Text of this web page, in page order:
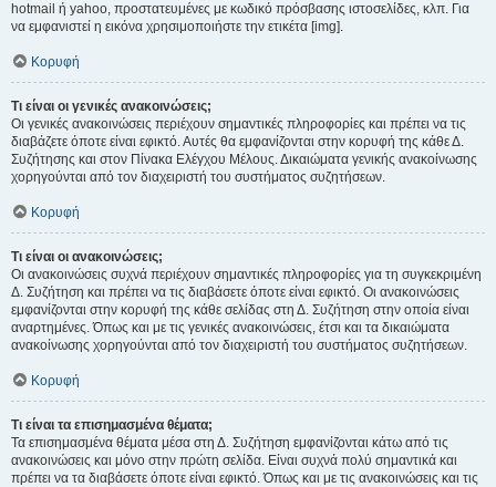
hotmail ή yahoo, προστατευμένες με κωδικό πρόσβασης ιστοσελίδες, κλπ. Για
να εμφανιστεί η εικόνα χρησιμοποιήστε την ετικέτα [img].
Κορυφή
Τι είναι οι γενικές ανακοινώσεις;
Οι γενικές ανακοινώσεις περιέχουν σημαντικές πληροφορίες και πρέπει να τις
διαβάζετε όποτε είναι εφικτό. Αυτές θα εμφανίζονται στην κορυφή της κάθε Δ.
Συζήτησης και στον Πίνακα Ελέγχου Μέλους. Δικαιώματα γενικής ανακοίνωσης
χορηγούνται από τον διαχειριστή του συστήματος συζητήσεων.
Κορυφή
Τι είναι οι ανακοινώσεις;
Οι ανακοινώσεις συχνά περιέχουν σημαντικές πληροφορίες για τη συγκεκριμένη
Δ. Συζήτηση και πρέπει να τις διαβάσετε όποτε είναι εφικτό. Οι ανακοινώσεις
εμφανίζονται στην κορυφή της κάθε σελίδας στη Δ. Συζήτηση στην οποία είναι
αναρτημένες. Όπως και με τις γενικές ανακοινώσεις, έτσι και τα δικαιώματα
ανακοίνωσης χορηγούνται από τον διαχειριστή του συστήματος συζητήσεων.
Κορυφή
Τι είναι τα επισημασμένα θέματα;
Τα επισημασμένα θέματα μέσα στη Δ. Συζήτηση εμφανίζονται κάτω από τις
ανακοινώσεις και μόνο στην πρώτη σελίδα. Είναι συχνά πολύ σημαντικά και
πρέπει να τα διαβάσετε όποτε είναι εφικτό. Όπως και με τις ανακοινώσεις και τις